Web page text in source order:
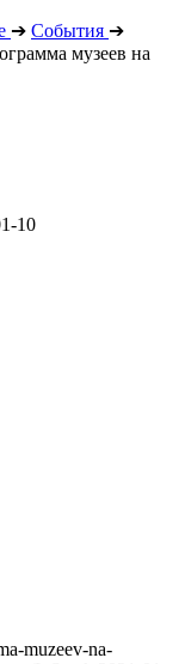
➔ События ➔
музеев на
10
muzeev-na-